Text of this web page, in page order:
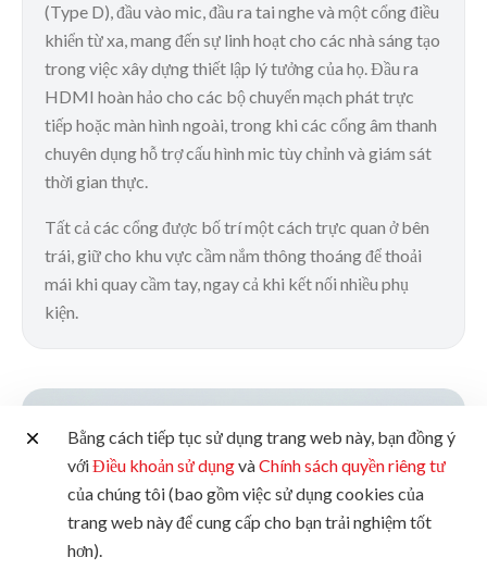
(Type D), đầu vào mic, đầu ra tai nghe và một cổng điều
khiển từ xa, mang đến sự linh hoạt cho các nhà sáng tạo
trong việc xây dựng thiết lập lý tưởng của họ. Đầu ra
HDMI hoàn hảo cho các bộ chuyển mạch phát trực
tiếp hoặc màn hình ngoài, trong khi các cổng âm thanh
chuyên dụng hỗ trợ cấu hình mic tùy chỉnh và giám sát
thời gian thực.
Tất cả các cổng được bố trí một cách trực quan ở bên
trái, giữ cho khu vực cầm nắm thông thoáng để thoải
mái khi quay cầm tay, ngay cả khi kết nối nhiều phụ
kiện.
Bằng cách tiếp tục sử dụng trang web này, bạn đồng ý
vớiĐiều khoản sử dụngvàChính sách quyền riêng tư
của chúng tôi (bao gồm việc sử dụng cookies của
trang web này để cung cấp cho bạn trải nghiệm tốt
hơn).